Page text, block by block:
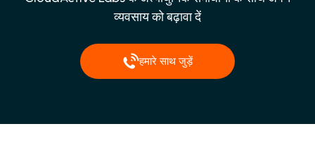
व्यवसाय को बढ़ावा दें
हमारे साथ जुड़ें